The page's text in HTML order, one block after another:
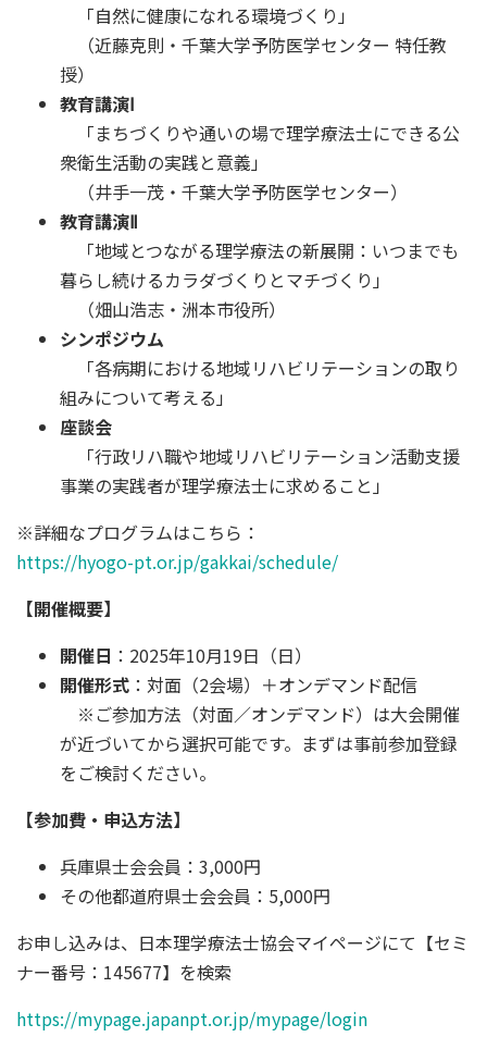
「自然に健康になれる環境づくり」
（近藤克則・千葉大学予防医学センター 特任教
授）
教育講演Ⅰ
「まちづくりや通いの場で理学療法士にできる公
衆衛生活動の実践と意義」
（井手一茂・千葉大学予防医学センター）
教育講演Ⅱ
「地域とつながる理学療法の新展開：いつまでも
暮らし続けるカラダづくりとマチづくり」
（畑山浩志・洲本市役所）
シンポジウム
「各病期における地域リハビリテーションの取り
組みについて考える」
座談会
「行政リハ職や地域リハビリテーション活動支援
事業の実践者が理学療法士に求めること」
※詳細なプログラムはこちら：
https://hyogo-pt.or.jp/gakkai/schedule/
【開催概要】
開催日 ：2025年10月19日（日）
開催形式 ：対面（2会場）＋オンデマンド配信
※ご参加方法（対面／オンデマンド）は大会開催
が近づいてから選択可能です。まずは事前参加登録
をご検討ください。
【参加費・申込方法】
兵庫県士会会員：3,000円
その他都道府県士会会員：5,000円
お申し込みは、日本理学療法士協会マイページにて【セミ
ナー番号：145677】を検索
https://mypage.japanpt.or.jp/mypage/login